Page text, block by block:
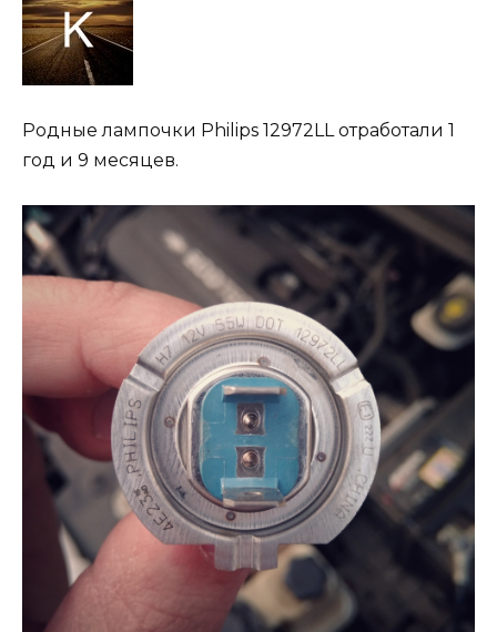
Родные лампочки Philips 12972LL отработали 1
год и 9 месяцев.